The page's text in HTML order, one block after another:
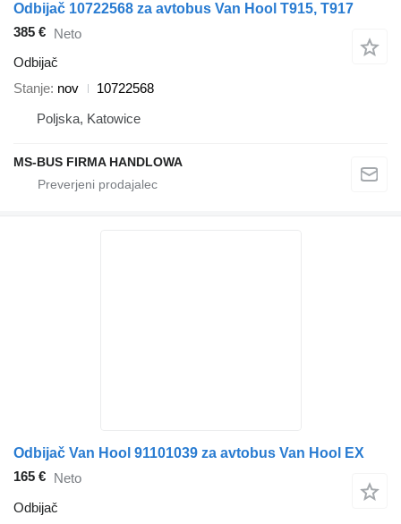
Odbijač 10722568 za avtobus Van Hool T915, T917
385 € Neto
Odbijač
Stanje nov
10722568
Poljska, Katowice
MS-BUS FIRMA HANDLOWA
Odbijač Van Hool 91101039 za avtobus Van Hool EX
165 € Neto
Odbijač